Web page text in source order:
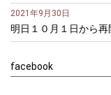
2021年9月30日
明日１０月１日から再
facebook